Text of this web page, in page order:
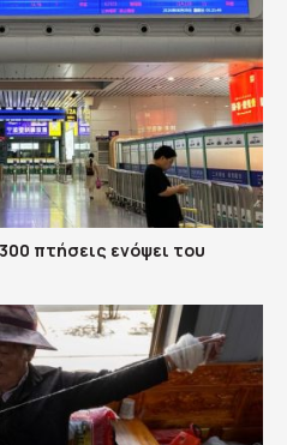
πτήσεις ενόψει του